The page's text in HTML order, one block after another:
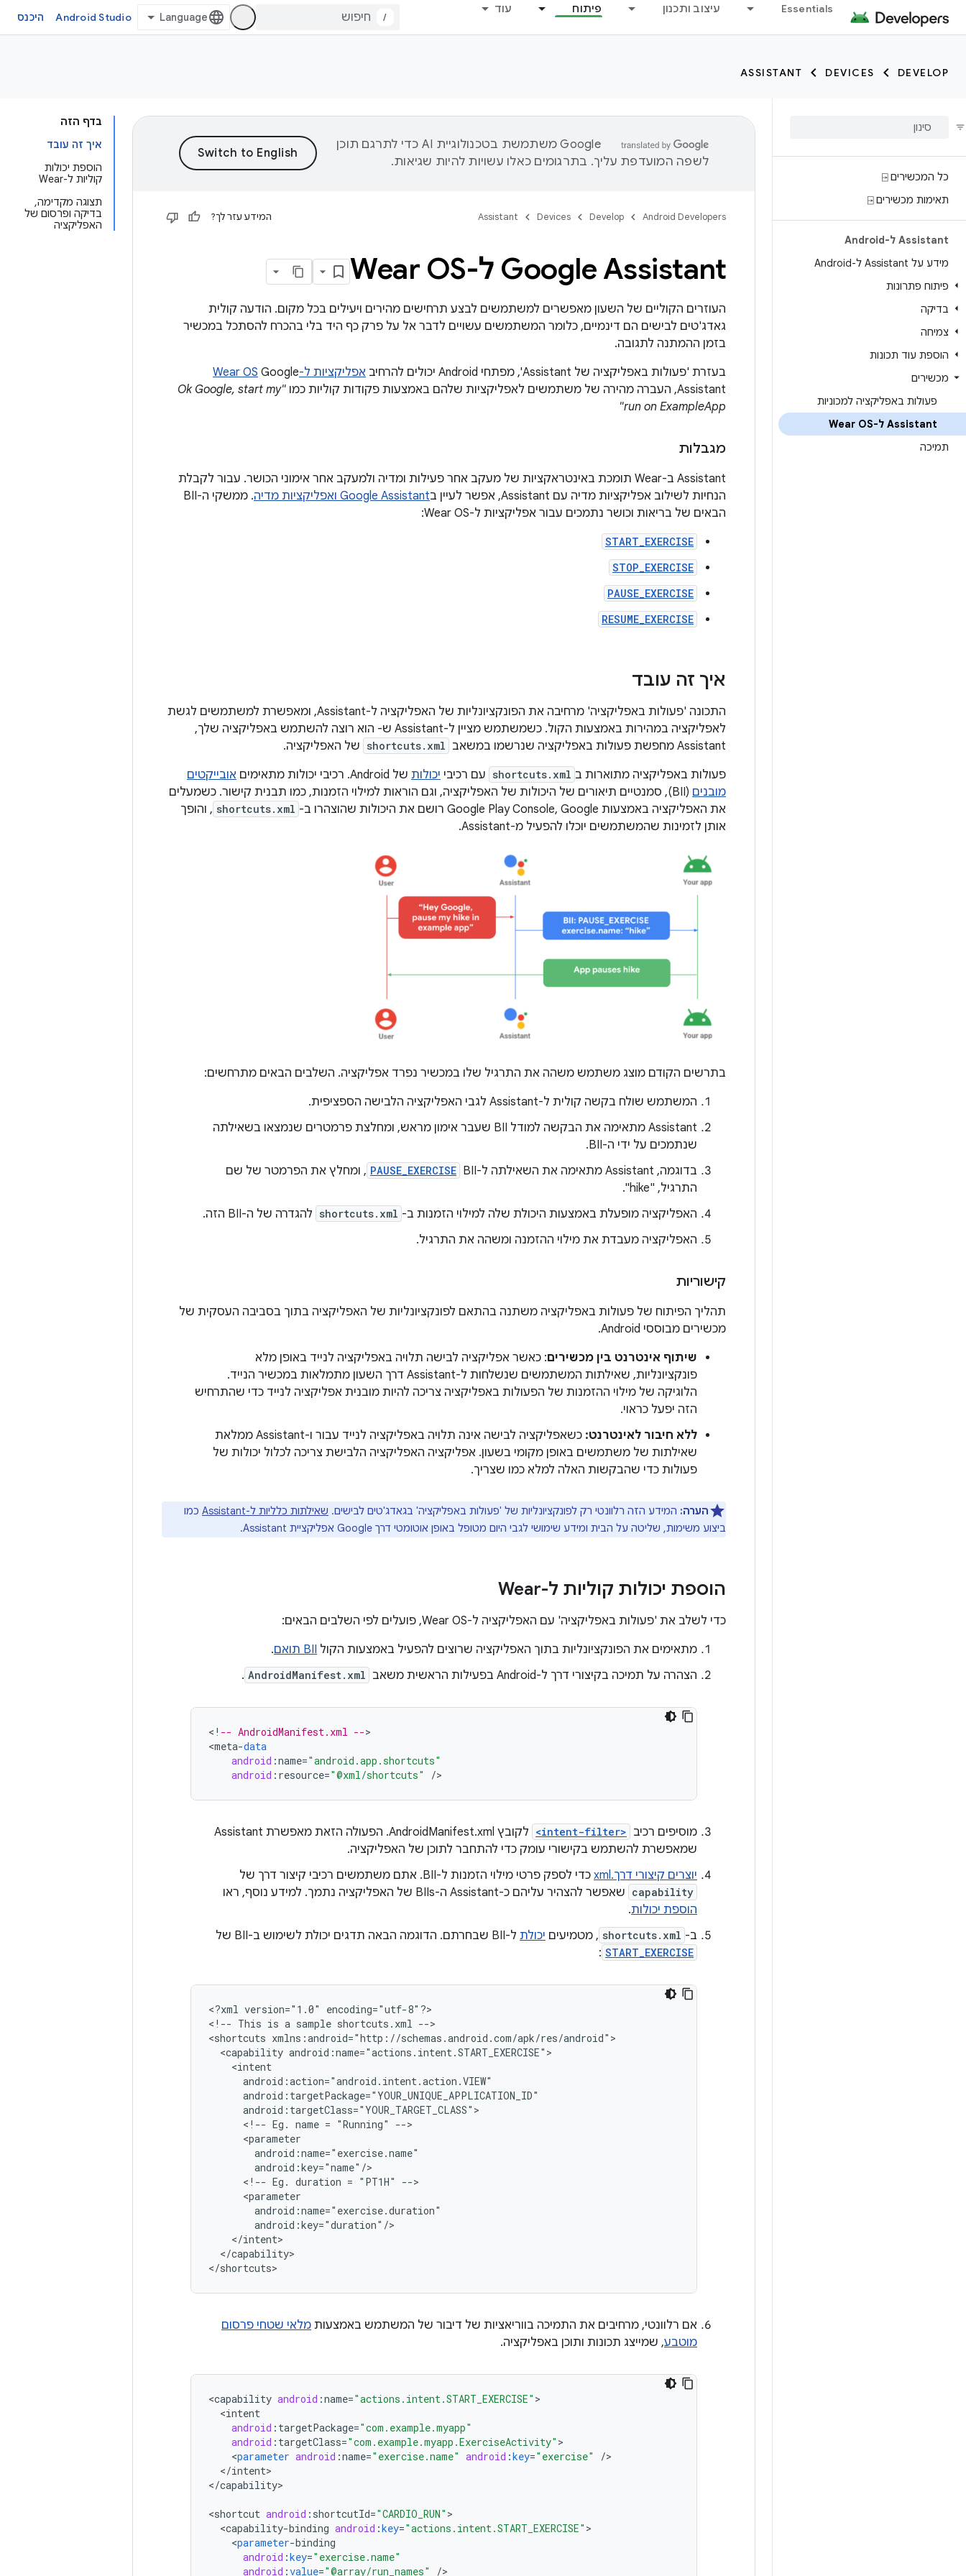
Essentials עיצוב ותכנון פיתוח עוד
/
Android Studio היכנס
DEVELOP
DEVICES
ASSISTANT
כל המכשירים ⍈
תאימות מכשירים ⍈
Assistant ל-Android
מידע על Assistant ל-Android
פיתוח פתרונות
בדיקה
צמיחה
הוספת עוד תכונות
מכשירים
פעולות באפליקציה למכוניות
Assistant ל-Wear OS
תמיכה
בדף הזה
איך זה עובד
הוספת יכולות
קוליות ל-Wear
תצוגה מקדימה,
בדיקה ופרסום של
האפליקציה
‫Google משתמשת בטכנולוגיית AI כדי לתרגם תוכן
לשפה המועדפת עליך. בתרגומים כאלו עשויות להיות שגיאות.
Android Developers
Develop
Devices
Assistant המידע עזר לך?
Google Assistant ל-Wear OS
העוזרים הקוליים של השעון מאפשרים למשתמשים לבצע תרחישים מהירים ויעילים בכל מקום. הודעה קולית
גאדג'טים לבישים הם דינמיים, כלומר המשתמשים עשויים לדבר אל על פרק כף היד בלי בהכרח להסתכל במכשיר
בזמן ההמתנה לתגובה.
בעזרת 'פעולות באפליקציה של Assistant', מפתחי Android יכולים להרחיב
אפליקציות ל-Wear OSGoogle
Assistant, העברה מהירה של משתמשים לאפליקציות שלהם באמצעות פקודות קוליות כמו
"Ok Google, start my
run on ExampleApp"
מגבלות
Assistant ב-Wear תומכת באינטראקציות של מעקב אחר פעילות ומדיה ולמעקב אחר אימוני הכושר. עבור לקבלת
הנחיות לשילוב אפליקציות מדיה עם Assistant, אפשר לעיין ב
Google Assistant ואפליקציות מדיה
. ממשקי ה-BII
הבאים של בריאות וכושר נתמכים עבור אפליקציות ל-Wear OS:
START_EXERCISE
STOP_EXERCISE
PAUSE_EXERCISE
RESUME_EXERCISE
איך זה עובד
התכונה 'פעולות באפליקציה' מרחיבה את הפונקציונליות של האפליקציה ל-Assistant, ומאפשרת למשתמשים לגשת
לאפליקציה במהירות באמצעות הקול. כשמשתמש מציין ל-Assistant ש- הוא רוצה להשתמש באפליקציה שלך,
Assistant מחפשת פעולות באפליקציה שנרשמו במשאב
shortcuts.xml של האפליקציה.
פעולות באפליקציה מתוארות ב shortcuts.xml עם רכיבי יכולות של Android. רכיבי יכולות מתאימים
אובייקטים
מובנים
(BII), סמנטיים תיאורים של היכולות של האפליקציה, וגם הוראות למילוי הזמנות, כמו תבנית קישור. כשמעלים
את האפליקציה באמצעות Google Play Console, Google רושם את היכולות שהוצהרו ב-
shortcuts.xml , והופך
אותן לזמינות שהמשתמשים יוכלו להפעיל מ-Assistant.
בתרשים הקודם מוצג משתמש משהה את התרגיל שלו במכשיר נפרד אפליקציה. השלבים הבאים מתרחשים:
המשתמש שולח בקשה קולית ל-Assistant לגבי האפליקציה הלבישה הספציפית.
Assistant מתאימה את הבקשה למודל BII שעבר אימון מראש, ומחלצת פרמטרים שנמצאו בשאילתה
שנתמכים על ידי ה-BII.
בדוגמה, Assistant מתאימה את השאילתה ל-BII
PAUSE_EXERCISE , ומחלץ את הפרמטר של שם
התרגיל, "hike".
האפליקציה מופעלת באמצעות היכולת שלה למילוי הזמנות ב- shortcuts.xml להגדרה של ה-BII הזה.
האפליקציה מעבדת את מילוי ההזמנה ומשהה את התרגיל.
קישוריות
תהליך הפיתוח של פעולות באפליקציה משתנה בהתאם לפונקציונליות של האפליקציה בתוך בסביבה העסקית של
מכשירים מבוססי Android.
שיתוף אינטרנט בין מכשירים: כאשר אפליקציה לבישה תלויה באפליקציה לנייד באופן מלא
פונקציונליות, שאילתות המשתמשים שנשלחות ל-Assistant דרך השעון מתמלאות במכשיר הנייד.
הלוגיקה של מילוי ההזמנות של הפעולות באפליקציה צריכה להיות מובנית אפליקציה לנייד כדי שהתרחיש
הזה יפעל כראוי.
ללא חיבור לאינטרנט:
כשאפליקציה לבישה אינה תלויה באפליקציה לנייד עבור ו-Assistant ממלאת
שאילתות של משתמשים באופן מקומי בשעון. אפליקציה האפליקציה הלבישת צריכה לכלול יכולות של
פעולות כדי שהבקשות האלה למלא כמו שצריך.
הערה: המידע הזה רלוונטי רק לפונקציונליות של 'פעולות באפליקציה' בגאדג'טים לבישים. שאילתות כלליות ל-Assistant
כמו
ביצוע משימות, שליטה על הבית ומידע שימושי לגבי היום מטופל באופן אוטומטי דרך Google אפליקציית Assistant.
הוספת יכולות קוליות ל-Wear
כדי לשלב את 'פעולות באפליקציה' עם האפליקציה ל-Wear OS, פועלים לפי השלבים הבאים:
מתאימים את הפונקציונליות בתוך האפליקציה שרוצים להפעיל באמצעות הקול BII תואם
.
הצהרה על תמיכה בקיצורי דרך ל-Android בפעילות הראשית משאב
AndroidManifest.xml
.
< ! -- AndroidManifest.xml -->
<meta-data
android :name="android.app.shortcuts"
android : resource="@xml/shortcuts" /
מוסיפים רכיב <intent-filter>
לקובץ AndroidManifest.xml. הפעולה הזאת מאפשרת Assistant
שמאפשרת להשתמש בקישורי עומק כדי להתחבר לתוכן של האפליקציה.
יוצרים קיצורי דרך.xml
כדי לספק פרטי מילוי הזמנות ל-BII. אתם משתמשים רכיבי קיצור דרך של
capability שאפשר להצהיר עליהם כ-Assistant ה-BIIs של האפליקציה נתמך. למידע נוסף, ראו
הוספת יכולות.
ב- shortcuts.xml , מטמיעים יכולת ל-BII שבחרתם. הדוגמה הבאה תדגים יכולת לשימוש ב-BII של
START_EXERCISE
:
<?xml version="1.0" encoding="utf-8"?>
< !-- This is a sample shortcuts.xml -->
<shortcuts xmlns:android="http://schemas.android.com/apk/res/android"
  <capability android:name="actions.intent.START_EXERCISE">
    <intent
      android:action="android.intent.action.VIEW"
      android:targetPackage="YOUR_UNIQUE_APPLICATION_ID"
      android:targetClass="YOUR_TARGET_CLASS"
      <!-- Eg. name = "Running" -->
      <parameter
        android:name="exercise.name"
        android:key="name"/
      <!-- Eg. duration = "PT1H" -->
      <parameter
        android:name="exercise.duration"
        android:key="duration"/
    </intent>
  </capability>
</shortcuts
אם רלוונטי, מרחיבים את התמיכה בווריאציות של דיבור של המשתמש באמצעות מלאי שטחי פרסום
מוטבע, שמייצג תכונות ותוכן באפליקציה.
<capability android :name="actions.intent.START_EXERCISE"
<intent
android : targetPackage="com.example.myapp"
android : targetClass="com.example.myapp.ExerciseActivity"
<parameter android :name="exercise.name" android :key="exercise" /
</intent>
</capability>
<shortcut android : shortcutId="CARDIO_RUN"
<capability-binding android :key="actions.intent.START_EXERCISE"
<parameter-binding
android :key="exercise.name"
android :value="@array/run_names" /